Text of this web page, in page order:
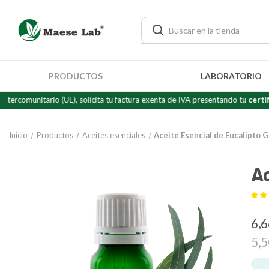
PRODUCTOS LABORATORIO
(UE), solicita tu factura exenta de IVA presentando tucertificado de
Inicio Productos Aceites esenciales Aceite Esencial de Eucalipto